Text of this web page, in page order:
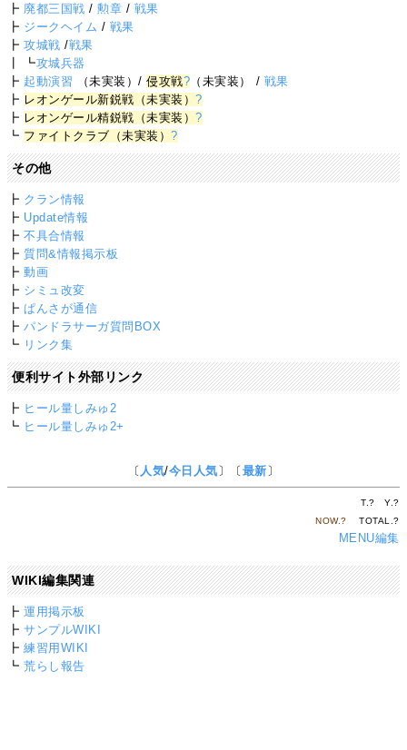
┣ 廃都三国戦 /勲章 / 戦果
┣ ジークヘイム / 戦果
┣攻城戦 /戦果
┃ ┗攻城兵器
┣ 起動演習 （未実装）/侵攻戦? （未実装） / 戦果
┣ レオンゲール新鋭戦（未実装）?
┣ レオンゲール精鋭戦（未実装）?
┗ ファイトクラブ（未実装）?
その他
┣ クラン情報
┣ Update情報
┣不具合情報
┣質問&情報掲示板
┣動画
┣ シミュ改変
┣ぱんさが通信
┣パンドラサーガ質問BOX
┗ リンク集
便利サイト外部リンク
┣ ヒール量しみゅ2
┗ ヒール量しみゅ2+
〔 人気/今日人気 〕〔 最新 〕
T.? Y.?
NOW.? TOTAL.?
MENU編集
WIKI編集関連
┣運用掲示板
┣サンプルWIKI
┣練習用WIKI
┗荒らし報告